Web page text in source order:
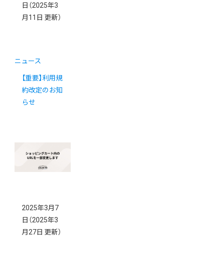
日 （2025年3
月11日 更新）
ニュース
【重要】利用規
約改定のお知
らせ
2025年3月7
日 （2025年3
月27日 更新）